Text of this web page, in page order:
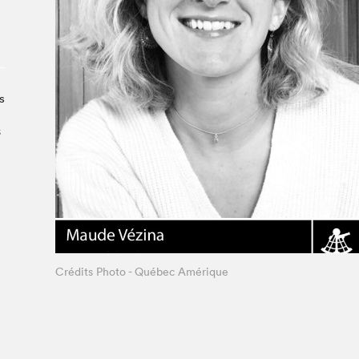
À propos du Salon
Liste des exposant·e·s
Liste des auteur·rice·s
Crédits Photo - Québec Amérique